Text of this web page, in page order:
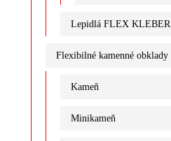
Lepidlá FLEX KLEBER
Flexibilné kamenné obklady
Kameň
Minikameň